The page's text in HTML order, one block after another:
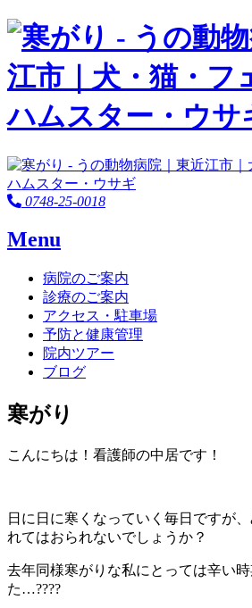
0748-25-0018
Menu
病院のご案内
診療のご案内
アクセス・駐車場
予防と健康管理
院内ツアー
ブログ
寒がり
こんにちは！看護師の中居です！
日に日に寒くなっていく毎日ですが
れてはおられないでしょうか？
去年同様寒がりな私にとっては辛い
た…????